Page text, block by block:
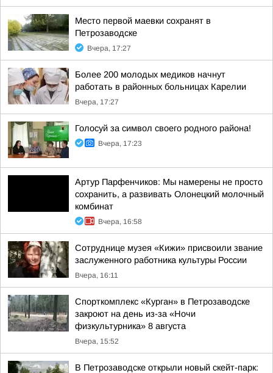
Место первой маевки сохранят в
Петрозаводске
Вчера, 17:27
Более 200 молодых медиков начнут
работать в районных больницах Карелии
Вчера, 17:27
Голосуй за символ своего родного района!
Вчера, 17:23
Артур Парфенчиков: Мы намерены не просто
сохранить, а развивать Олонецкий молочный
комбинат
Вчера, 16:58
Сотруднице музея «Кижи» присвоили звание
заслуженного работника культуры России
Вчера, 16:11
Спорткомплекс «Курган» в Петрозаводске
закроют на день из-за «Ночи
физкультурника» 8 августа
Вчера, 15:52
В Петрозаводске открыли новый скейт-парк: